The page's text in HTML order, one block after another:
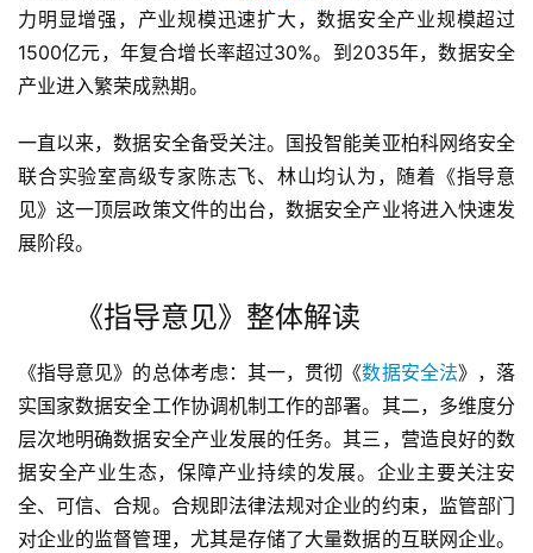
力明显增强，产业规模迅速扩大，数据安全产业规模超过
1500亿元，年复合增长率超过30%。到2035年，数据安全
产业进入繁荣成熟期。
一直以来，数据安全备受关注。国投智能美亚柏科网络安全
联合实验室高级专家陈志飞、林山均认为，随着《指导意
见》这一顶层政策文件的出台，数据安全产业将进入快速发
展阶段。
《指导意见》整体解读
《指导意见》的总体考虑：其一，贯彻《数据安全法》，落
实国家数据安全工作协调机制工作的部署。其二，多维度分
层次地明确数据安全产业发展的任务。其三，营造良好的数
据安全产业生态，保障产业持续的发展。企业主要关注安
全、可信、合规。合规即法律法规对企业的约束，监管部门
对企业的监督管理，尤其是存储了大量数据的互联网企业。